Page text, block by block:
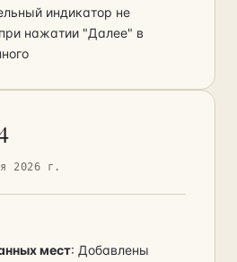
индикатор не
нажатии "Далее" в
2026 г.
мест: Добавлены